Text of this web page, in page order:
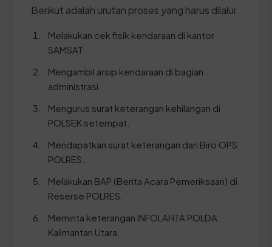
Berikut adalah urutan proses yang harus dilalui:
Melakukan cek fisik kendaraan di kantor
SAMSAT.
Mengambil arsip kendaraan di bagian
administrasi.
Mengurus surat keterangan kehilangan di
POLSEK setempat.
Mendapatkan surat keterangan dari Biro OPS
POLRES.
Melakukan BAP (Berita Acara Pemeriksaan) di
Reserse POLRES.
Meminta keterangan INFOLAHTA POLDA
Kalimantan Utara.